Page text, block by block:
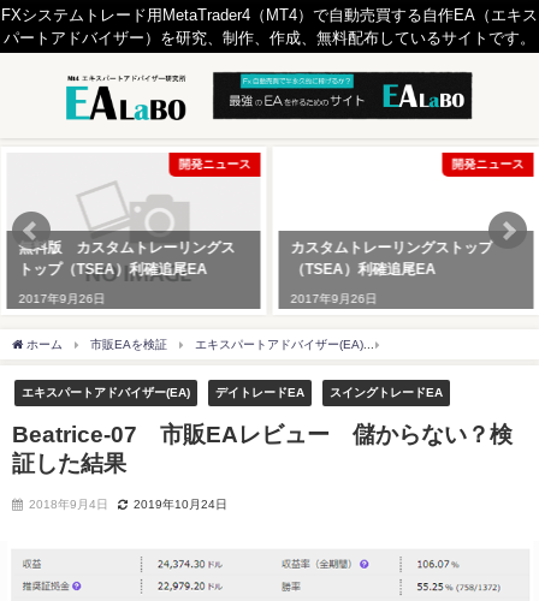
FXシステムトレード用MetaTrader4（MT4）で自動売買する自作EA（エキス
パートアドバイザー）を研究、制作、作成、無料配布しているサイトです。
トレーリングス
利確追尾EA
カスタムトレーリングストップ
（TSEA）利確追尾EA
無料版 カス
ホーム 市販EAを検証 エキスパートアドバイザー(EA)
エキスパートアドバイザー(EA) デイトレードEA スイングトレードEA
Beatrice-07 市販EAレビュー 儲からない？検
証した結果
2018年9月4日 2019年10月24日